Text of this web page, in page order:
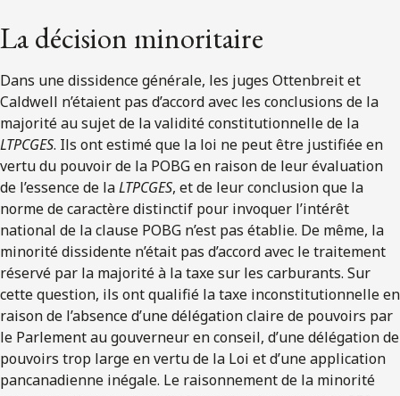
La décision minoritaire
Dans une dissidence générale, les juges Ottenbreit et
Caldwell n’étaient pas d’accord avec les conclusions de la
majorité au sujet de la validité constitutionnelle de la
LTPCGES. Ils ont estimé que la loi ne peut être justifiée en
vertu du pouvoir de la POBG en raison de leur évaluation
de l’essence de laLTPCGES, et de leur conclusion que la
norme de caractère distinctif pour invoquer l’intérêt
national de la clause POBG n’est pas établie. De même, la
minorité dissidente n’était pas d’accord avec le traitement
réservé par la majorité à la taxe sur les carburants. Sur
cette question, ils ont qualifié la taxe inconstitutionnelle en
raison de l’absence d’une délégation claire de pouvoirs par
le Parlement au gouverneur en conseil, d’une délégation de
pouvoirs trop large en vertu de la Loi et d’une application
pancanadienne inégale. Le raisonnement de la minorité